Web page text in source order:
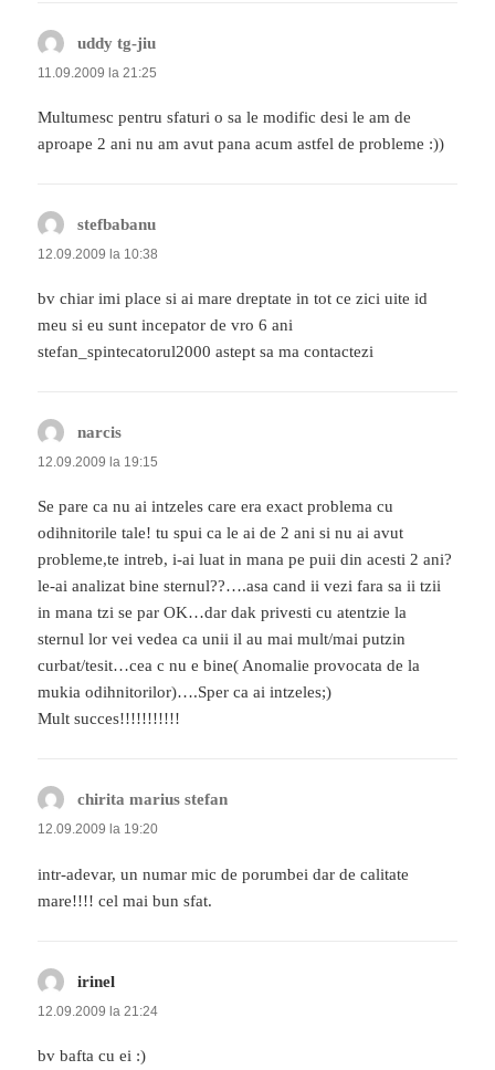
uddy tg-jiu
11.09.2009 la 21:25
Multumesc pentru sfaturi o sa le modific desi le am de
aproape 2 ani nu am avut pana acum astfel de probleme :))
stefbabanu
12.09.2009 la 10:38
bv chiar imi place si ai mare dreptate in tot ce zici uite id
meu si eu sunt incepator de vro 6 ani
stefan_spintecatorul2000 astept sa ma contactezi
narcis
12.09.2009 la 19:15
Se pare ca nu ai intzeles care era exact problema cu
odihnitorile tale! tu spui ca le ai de 2 ani si nu ai avut
probleme,te intreb, i-ai luat in mana pe puii din acesti 2 ani?
le-ai analizat bine sternul??….asa cand ii vezi fara sa ii tzii
in mana tzi se par OK…dar dak privesti cu atentzie la
sternul lor vei vedea ca unii il au mai mult/mai putzin
curbat/tesit…cea c nu e bine( Anomalie provocata de la
mukia odihnitorilor)….Sper ca ai intzeles;)
Mult succes!!!!!!!!!!!
chirita marius stefan
12.09.2009 la 19:20
intr-adevar, un numar mic de porumbei dar de calitate
mare!!!! cel mai bun sfat.
irinel
12.09.2009 la 21:24
bv bafta cu ei :)